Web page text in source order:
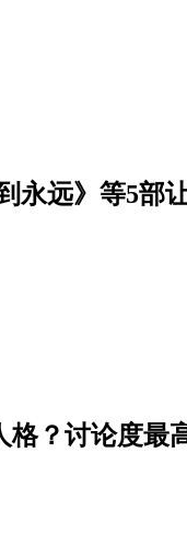
永远》等5部
？讨论度最